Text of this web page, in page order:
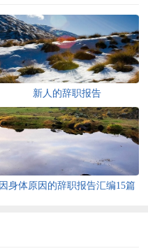
新人的辞职报告
因身体原因的辞职报告汇编15篇